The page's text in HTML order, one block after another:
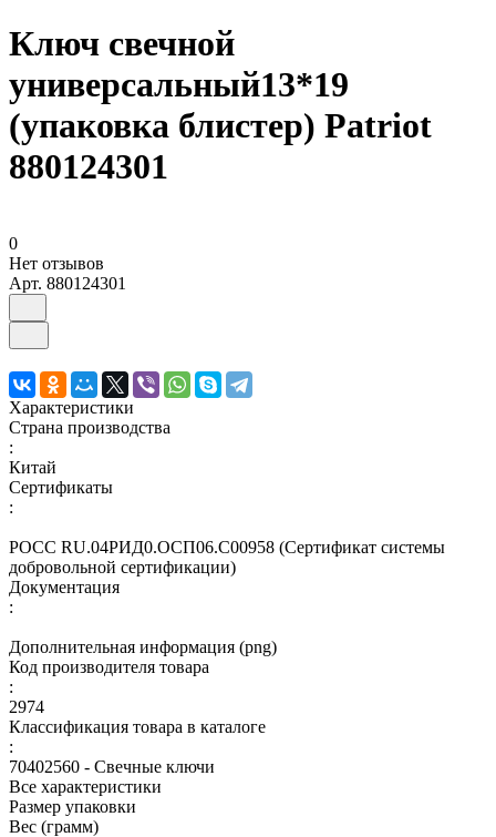
Ключ свечной
универсальный13*19
(упаковка блистер) Patriot
880124301
0
Нет отзывов
Арт. 880124301
Характеристики
Страна производства
:
Китай
Сертификаты
:
РОСС RU.04РИД0.ОСП06.С00958 (Сертификат системы
добровольной сертификации)
Документация
:
Дополнительная информация (png)
Код производителя товара
:
2974
Классификация товара в каталоге
:
70402560 - Свечные ключи
Все характеристики
Размер упаковки
Вес (грамм)